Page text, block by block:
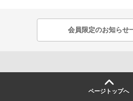
会員限定のお知らせ
ページトップへ